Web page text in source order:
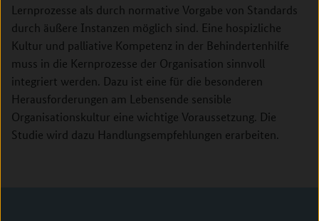
Lernprozesse als durch normative Vorgabe von Standards
durch äußere Instanzen möglich sind. Eine hospizliche
Kultur und palliative Kompetenz in der Behindertenhilfe
muss in die Kernprozesse der Organisation sinnvoll
integriert werden. Dazu ist eine für die besonderen
Herausforderungen am Lebensende sensible
Organisationskultur eine wichtige Voraussetzung. Die
Studie wird dazu Handlungsempfehlungen erarbeiten.